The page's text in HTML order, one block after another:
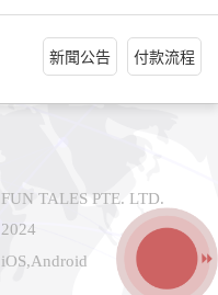
新聞公告 付款流程
FUN TALES PTE. LTD.
2024
iOS,Android